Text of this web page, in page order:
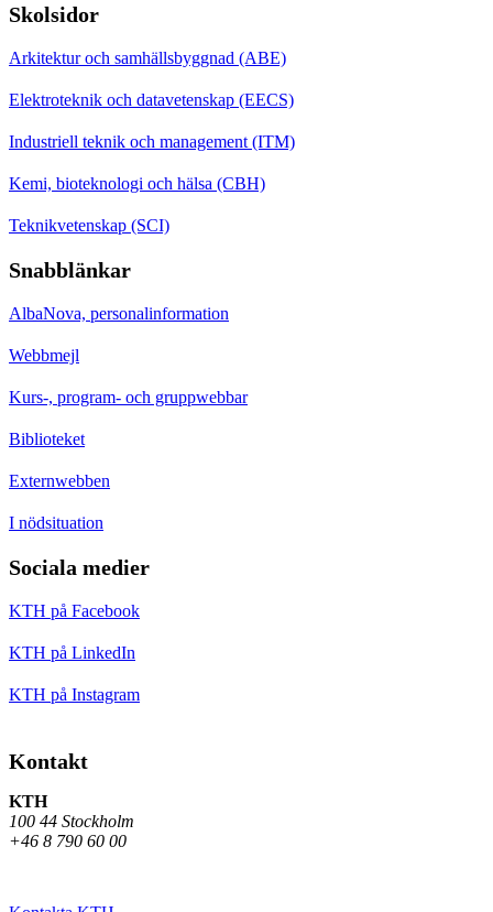
Skolsidor
Arkitektur och samhällsbyggnad (ABE)
Elektroteknik och datavetenskap (EECS)
Industriell teknik och management (ITM)
Kemi, bioteknologi och hälsa (CBH)
Teknikvetenskap (SCI)
Snabblänkar
AlbaNova, personalinformation
Webbmejl
Kurs-, program- och gruppwebbar
Biblioteket
Externwebben
I nödsituation
Sociala medier
KTH på Facebook
KTH på LinkedIn
KTH på Instagram
Kontakt
KTH
100 44 Stockholm
+46 8 790 60 00